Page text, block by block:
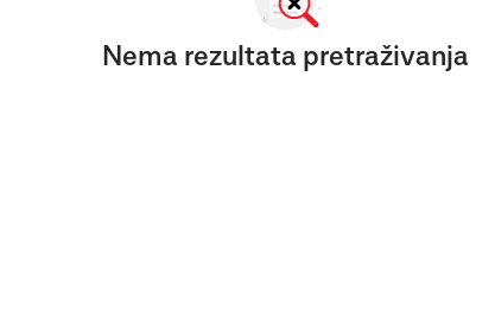
Nema rezultata pretraživanja